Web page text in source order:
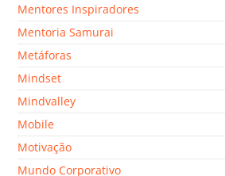
Mentores Inspiradores
Mentoria Samurai
Metáforas
Mindset
Mindvalley
Mobile
Motivação
Mundo Corporativo